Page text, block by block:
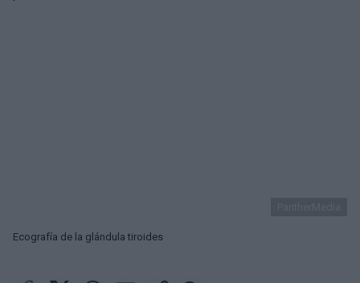
Ecografía de la glándula tiroides